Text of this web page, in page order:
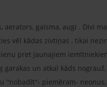
aerators, gaisma, augi . Divi
vēl kādas zivtiņas , tikai
pret jaunajiem
garakas un atkal kāds
''nobadīt''- piemēram- neonus,